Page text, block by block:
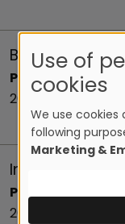
Bruttó listaárak
Published:
2026. 01. 12.
Size:
Inomat
Published:
2025. 11. 04.
Size:
Use of
cookies
We use
following
Marketing &